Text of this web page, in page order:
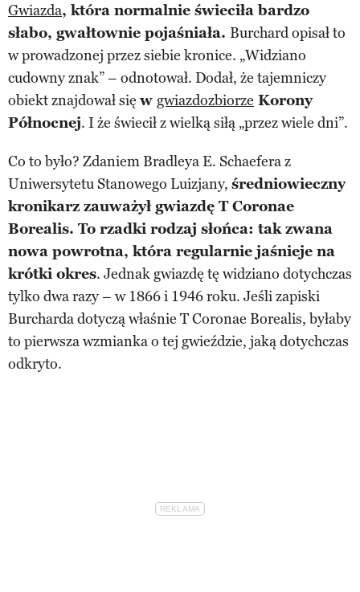
Gwiazda, która normalnie świeciła bardzo
słabo, gwałtownie pojaśniała. Burchard opisał to
w prowadzonej przez siebie kronice. „Widziano
cudowny znak” – odnotował. Dodał, że tajemniczy
obiekt znajdował się w gwiazdozbiorze Korony
Północnej. I że świecił z wielką siłą „przez wiele dni”.
Co to było? Zdaniem Bradleya E. Schaefera z
Uniwersytetu Stanowego Luizjany, średniowieczny
kronikarz zauważył gwiazdę T Coronae
Borealis. To rzadki rodzaj słońca: tak zwana
nowa powrotna, która regularnie jaśnieje na
krótki okres. Jednak gwiazdę tę widziano dotychczas
tylko dwa razy – w 1866 i 1946 roku. Jeśli zapiski
Burcharda dotyczą właśnie T Coronae Borealis, byłaby
to pierwsza wzmianka o tej gwieździe, jaką dotychczas
odkryto.